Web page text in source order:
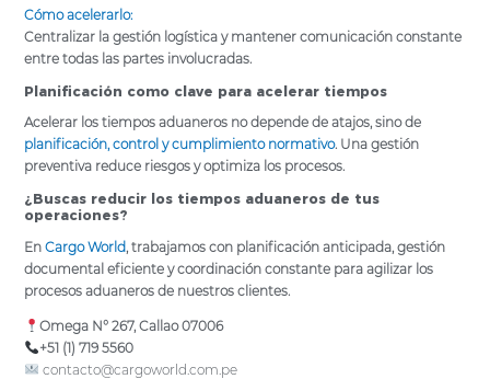
Cómo acelerarlo:
Centralizar la gestión logística y mantener comunicación constante
entre todas las partes involucradas.
Planificación como clave para acelerar tiempos
Acelerar los tiempos aduaneros no depende de atajos, sino de
planificación, control y cumplimiento normativo. Una gestión
preventiva reduce riesgos y optimiza los procesos.
¿Buscas reducir los tiempos aduaneros de tus
operaciones?
EnCargo World, trabajamos con planificación anticipada, gestión
documental eficiente y coordinación constante para agilizar los
procesos aduaneros de nuestros clientes.
Omega N° 267, Callao 07006
+51 (1) 719 5560
contacto@cargoworld.com.pe